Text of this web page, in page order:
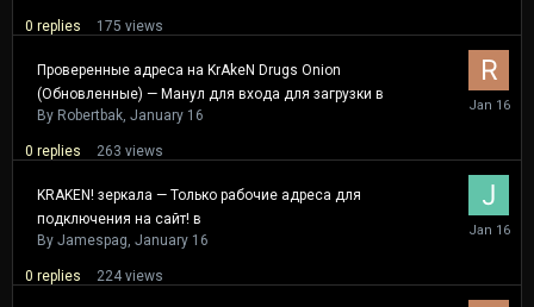
0 replies 175 views
Проверенные адреса на KrAkeN Drugs Onion
(Обновленные) — Манул для входа для загрузки в
By Robertbak January 16
0 replies 263 views
January
16
KRAKEN! зеркала — Только рабочие адреса для
подключения на сайт! в
By Jamespag January 16
0 replies 224 views
January
16